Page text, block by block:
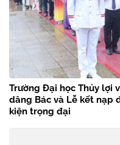
Trường Đại học Thủy lợi
dâng Bác và Lễ kết nạp
kiện trọng đại